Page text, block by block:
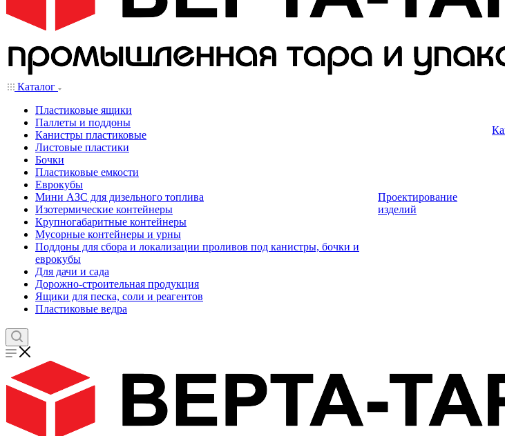
Каталог
Пластиковые ящики
Паллеты и поддоны
Канистры пластиковые
Листовые пластики
Бочки
Пластиковые емкости
Еврокубы
Мини АЗС для дизельного топлива
Изотермические контейнеры
Крупногабаритные контейнеры
Мусорные контейнеры и урны
Поддоны для сбора и локализации проливов под канистры, бочки и
еврокубы
Для дачи и сада
Дорожно-строительная продукция
Ящики для песка, соли и реагентов
Пластиковые ведра
Проектирование
изделий